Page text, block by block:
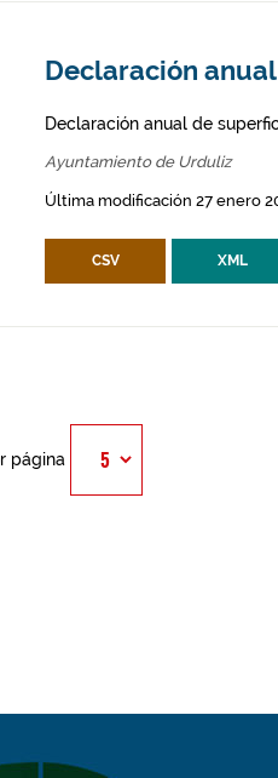
Declaración
Declaración anual de
Ayuntamiento de Urduliz
Última modificación 27 enero
CSV XML
página